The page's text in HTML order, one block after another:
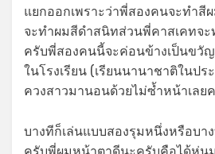
แยกออกเพราะว่าพี่สองคนจะทำสี
จะทำผมสีดำสนิทส่วนพี่คาสเคทจะ
ครับพี่สองคนนี้จะค่อนข้างเป็นขวัญ
ในโรงเรียน (เรียนนานาชาติในปร
ควงสาวมานอนด้วยไม่ซ้ำหน้าเลย
บางทีก็เล่นแบบสองรุมหนึ่งหรือบา